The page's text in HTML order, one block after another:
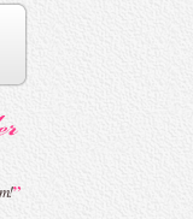
Zeynep Erdoğan 2015 Yaz
”